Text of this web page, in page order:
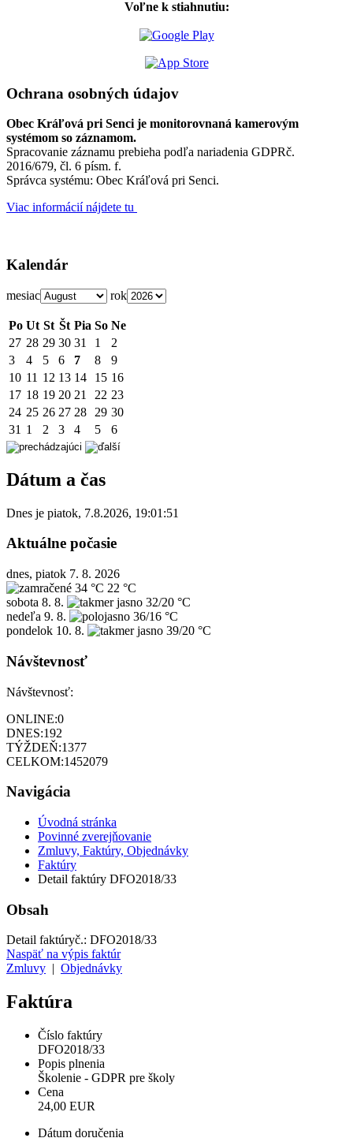
Voľne k stiahnutiu:
Ochrana osobných údajov
Obec Kráľová pri Senci je monitorovnaná kamerovým
systémom so záznamom.
Spracovanie záznamu prebieha podľa nariadenia GDPRč.
2016/679, čl. 6 písm. f.
Správca systému: Obec Kráľová pri Senci.
Viac informácií nájdete tu
Kalendár
mesiac rok
Po Ut St Št Pia So Ne
27 28 29 30 31 1
2
3
4 5 6 7 8
9
10 11 12 13 14 15 16
17 18 19 20 21 22 23
24 25 26 27 28 29 30
31 1 2 3 4 5 6
Dátum a čas
Dnes je piatok, 7.8.2026, 19:01:51
Aktuálne počasie
dnes, piatok 7. 8. 2026
34 °C 22 °C
sobota 8. 8.
32/20 °C
nedeľa 9. 8.
36/16 °C
pondelok 10. 8. 39/20 °C
Návštevnosť
Návštevnosť:
ONLINE:0
DNES:192
TÝŽDEŇ:1377
CELKOM:1452079
Navigácia
Úvodná stránka
Povinné zverejňovanie
Zmluvy, Faktúry, Objednávky
Faktúry
Detail faktúry DFO2018/33
Obsah
Detail faktúryč.: DFO2018/33
Naspäť na výpis faktúr
Zmluvy
Objednávky
Faktúra
Číslo faktúry
DFO2018/33
Popis plnenia
Školenie - GDPR pre školy
Cena
24,00 EUR
Dátum doručenia